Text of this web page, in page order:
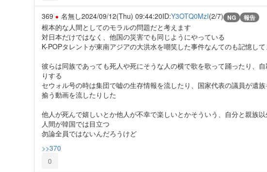
369 名無し2024/09/12(Thu) 09:44:20ID:Y3OTQ0MzI(2/7) NG 報告
根本的な人間としてのモラルの問題だと考えます
対日本だけではなく、他国の災害でも同じようにやっている
K-POPタレントが東南アジアの大洪水を嘲笑した事件なんてのも記憶して
彼らは同族であっても死人や死にそうな人の横で歌を歌って踊ったり、
りする
セウォル号の時は集団で嘘の生存情報を流したり、国家代表の議員が遺
揄う動画を流したりした
他人が死んで嬉しいとか他人が不幸で楽しいとかそういう、自分と親族
人間が韓国では目立つ
勿論全員ではないんだろうけど
>>370
0